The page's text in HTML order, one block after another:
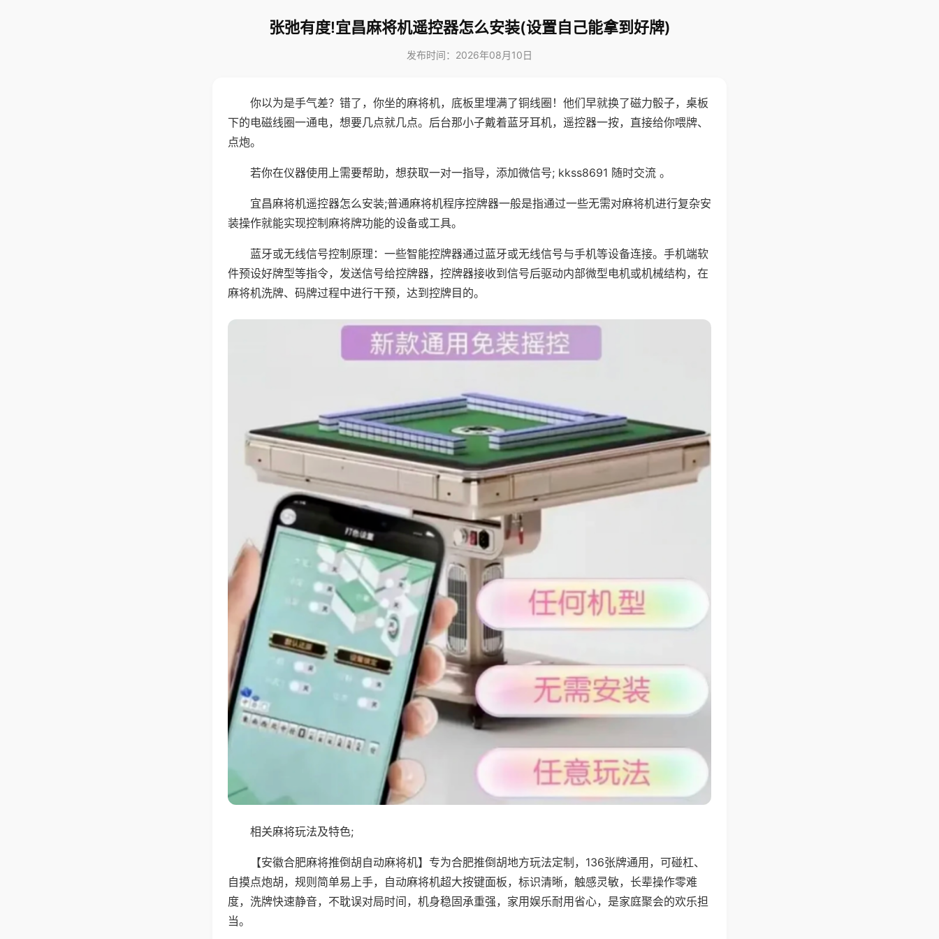
张弛有度!宜昌麻将机遥控器怎么安装(设置自己能拿到好牌)
发布时间：2026年08月10日
你以为是手气差？错了，你坐的麻将机，底板里埋满了铜线圈！他们早就换了磁力骰子，桌板
下的电磁线圈一通电，想要几点就几点。后台那小子戴着蓝牙耳机，遥控器一按，直接给你喂牌、
点炮。
若你在仪器使用上需要帮助，想获取一对一指导，添加微信号; kkss8691 随时交流 。
宜昌麻将机遥控器怎么安装;普通麻将机程序控牌器一般是指通过一些无需对麻将机进行复杂安
装操作就能实现控制麻将牌功能的设备或工具。
蓝牙或无线信号控制原理：一些智能控牌器通过蓝牙或无线信号与手机等设备连接。手机端软
件预设好牌型等指令，发送信号给控牌器，控牌器接收到信号后驱动内部微型电机或机械结构，在
麻将机洗牌、码牌过程中进行干预，达到控牌目的。
相关麻将玩法及特色;
【安徽合肥麻将推倒胡自动麻将机】专为合肥推倒胡地方玩法定制，136张牌通用，可碰杠、
自摸点炮胡，规则简单易上手，自动麻将机超大按键面板，标识清晰，触感灵敏，长辈操作零难
度，洗牌快速静音，不耽误对局时间，机身稳固承重强，家用娱乐耐用省心，是家庭聚会的欢乐担
当。